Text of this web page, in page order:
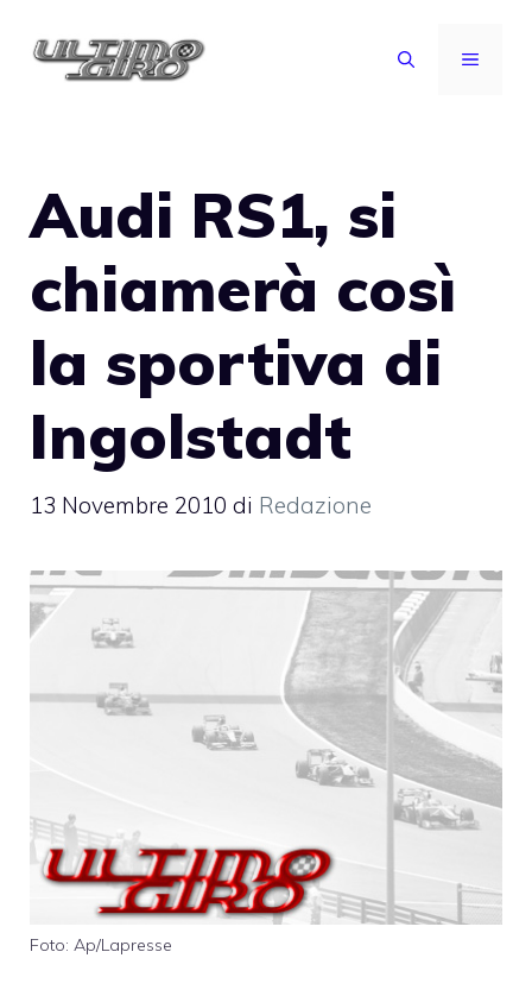
MENU
Audi RS1, si
chiamerà così
la sportiva di
Ingolstadt
13 Novembre 2010 di Redazione
Foto: Ap/Lapresse